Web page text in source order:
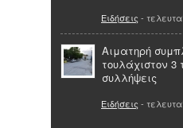
Ειδήσεις -
Αιματηρή
τουλάχιστον 3
συλλήψεις
Ειδήσεις -